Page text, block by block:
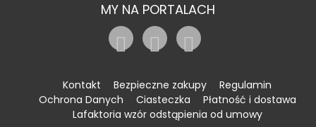
MY NA PORTALACH
Kontakt Bezpieczne zakupy
Regulamin
Ochrona Danych
Ciasteczka
Płatność i dostawa
Lafaktoria wzór odstąpienia od umowy